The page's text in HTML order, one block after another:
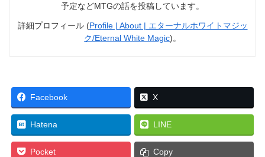
予定などMTGの話を投稿しています。
詳細プロフィール (Profile | About | エターナルホワイトマジッ
ク/Eternal White Magic)。
Facebook X
Hatena LINE
Pocket Copy